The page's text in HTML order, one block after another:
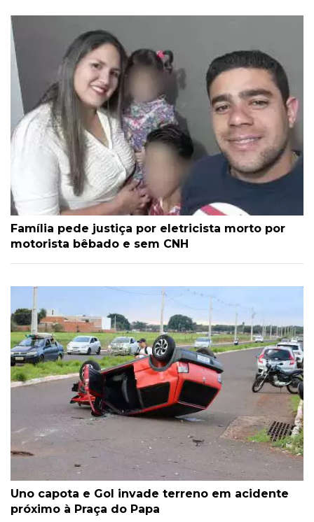
Família pede justiça por eletricista morto por
motorista bêbado e sem CNH
Uno capota e Gol invade terreno em acidente
próximo à Praça do Papa